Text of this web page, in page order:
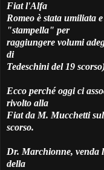
Fiat l'Alfa
Romeo è stata umiliata
"stampella" per
raggiungere volumi
di
Tedeschini del 19
Ecco perché oggi ci
rivolto alla
Fiat da M. Mucchetti
scorso.
Dr. Marchionne, venda
della